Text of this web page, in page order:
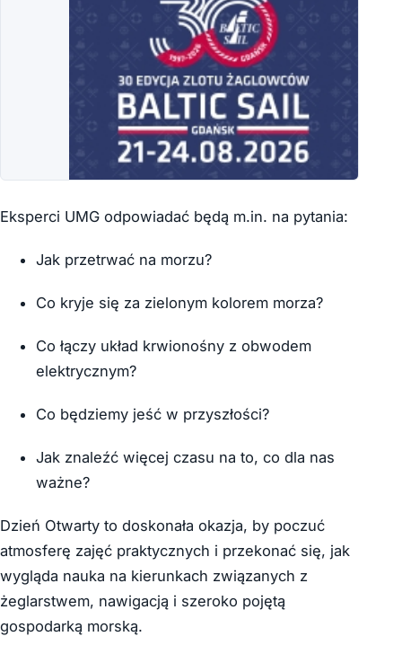
Eksperci UMG odpowiadać będą m.in. na pytania:
Jak przetrwać na morzu?
Co kryje się za zielonym kolorem morza?
Co łączy układ krwionośny z obwodem
elektrycznym?
Co będziemy jeść w przyszłości?
Jak znaleźć więcej czasu na to, co dla nas
ważne?
Dzień Otwarty to doskonała okazja, by poczuć
atmosferę zajęć praktycznych i przekonać się, jak
wygląda nauka na kierunkach związanych z
żeglarstwem, nawigacją i szeroko pojętą
gospodarką morską.